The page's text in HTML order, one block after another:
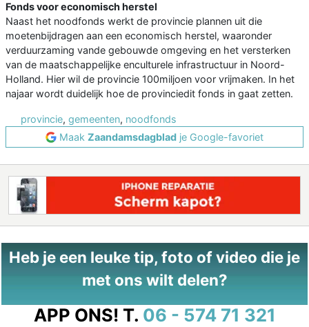
Fonds voor economisch herstel
Naast het noodfonds werkt de provincie plannen uit die
moetenbijdragen aan een economisch herstel, waaronder
verduurzaming vande gebouwde omgeving en het versterken
van de maatschappelijke enculturele infrastructuur in Noord-
Holland. Hier wil de provincie 100miljoen voor vrijmaken. In het
najaar wordt duidelijk hoe de provinciedit fonds in gaat zetten.
provincie, gemeenten, noodfonds
Maak Zaandamsdagblad je Google-favoriet
Heb je een leuke tip, foto of video die je
met ons wilt delen?
APP ONS! T. 06 - 574 71 321